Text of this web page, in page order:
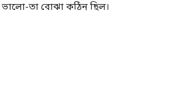
ভালো-তা বোঝা কঠিন ছিল।